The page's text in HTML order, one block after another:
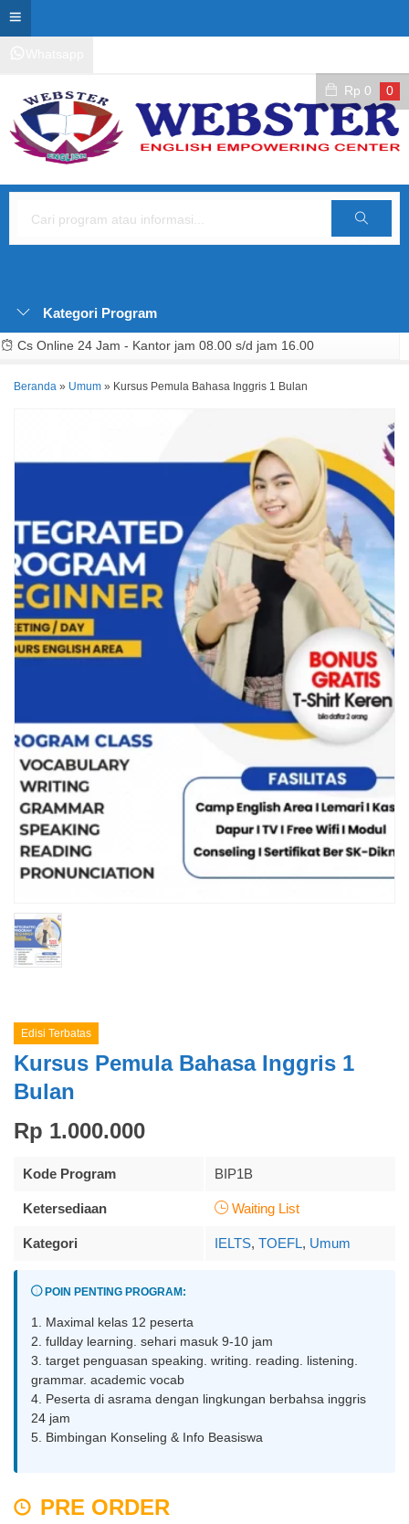
Rp 0 0
Cari
Kategori Program
Cs Online 24 Jam - Kantor jam 08.00 s/d jam 16.00
Beranda » Umum » Kursus Pemula Bahasa Inggris 1 Bulan
Edisi Terbatas
Kursus Pemula Bahasa Inggris 1
Bulan
Rp 1.000.000
Kode Program BIP1B
Ketersediaan Waiting List
Kategori IELTS, TOEFL, Umum
POIN PENTING PROGRAM:
1. Maximal kelas 12 peserta
2. fullday learning. sehari masuk 9-10 jam
3. target penguasan speaking. writing. reading. listening.
grammar. academic vocab
4. Peserta di asrama dengan lingkungan berbahsa inggris
24 jam
5. Bimbingan Konseling & Info Beasiswa
PRE ORDER